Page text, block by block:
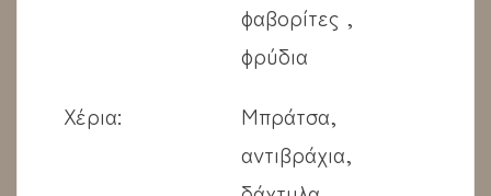
φαβορίτες ,
φρύδια
Χέρια:
Μπράτσα,
αντιβράχια,